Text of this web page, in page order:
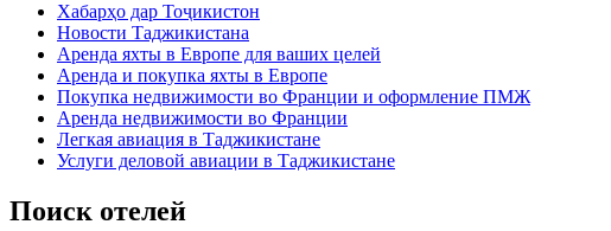
Хабарҳо дар Тоҷикистон
Новости Таджикистана
Аренда яхты в Европе для ваших целей
Аренда и покупка яхты в Европе
Покупка недвижимости во Франции и оформление ПМЖ
Аренда недвижимости во Франции
Легкая авиация в Таджикистане
Услуги деловой авиации в Таджикистане
Поиск отелей